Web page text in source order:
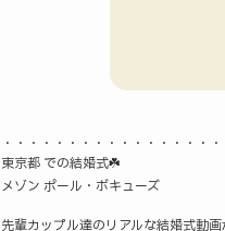
・・・・・・・・・・・・・・・・・
東京都 での結婚式☘️
メゾン ポール・ボキューズ
先輩カップル達のリアルな結婚式動